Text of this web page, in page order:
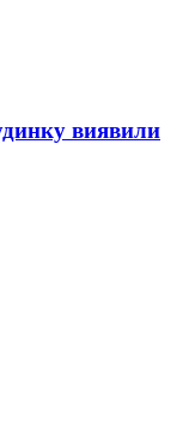
виявили